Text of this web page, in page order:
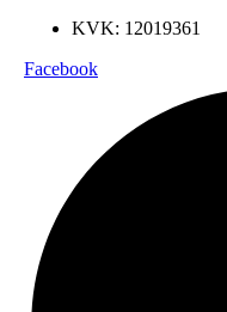
KVK: 12019361
Facebook